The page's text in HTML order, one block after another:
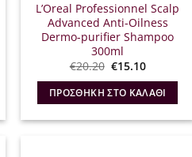
L’Oreal Professionnel Scalp
Advanced Anti-Oilness
Dermo-purifier Shampoo
300ml
€20.20 Original
was:
€20.20.
€15.10Η
τιμή
είναι:
ΠΡΟΣΘΉΚΗ ΣΤΟ ΚΑΛΆΘΙ